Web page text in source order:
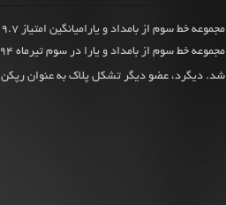
شد. دیگرد، عضو دیگر تشکل پلاک به عنوان رپکن